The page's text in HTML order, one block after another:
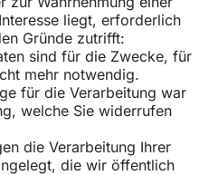
liegt, erforderlich
Gründe zutrifft:
sind für die Zwecke, für
mehr notwendig.
für die Verarbeitung war
welche Sie widerrufen
die Verarbeitung Ihrer
die wir öffentlich